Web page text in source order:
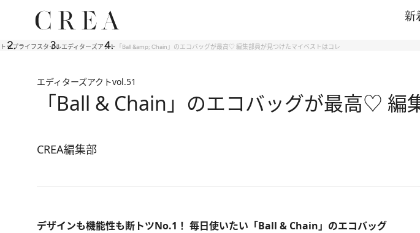
新
トップライフスタイルエディターズアクト 「Ball &amp; Chain」のエコバッグが最高♡ 編集部員が見つけたマイベストはコレ
エディターズアクトvol.51
「Ball & Chain」のエコバッグが最高♡ 編
CREA編集部
デザインも機能性も断トツNo.1！ 毎日使いたい「Ball & Chain」のエコバッグ